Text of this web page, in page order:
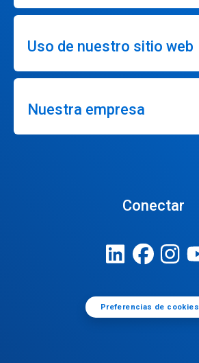
Uso de nuestro sitio web
Nuestra empresa
Conectar
Preferencias de cookies